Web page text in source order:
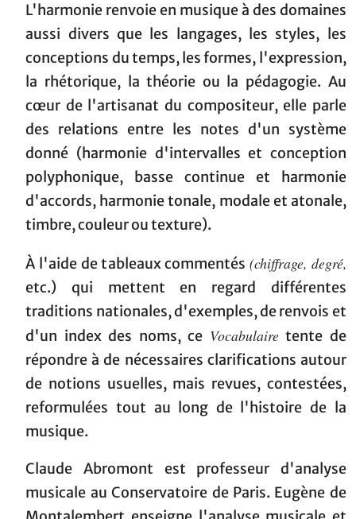
L'harmonie renvoie en musique à des domaines
aussi divers que les langages, les styles, les
conceptions du temps, les formes, l'expression,
la rhétorique, la théorie ou la pédagogie. Au
cœur de l'artisanat du compositeur, elle parle
des relations entre les notes d'un système
donné (harmonie d'intervalles et conception
polyphonique, basse continue et harmonie
d'accords, harmonie tonale, modale et atonale,
timbre, couleur ou texture).
À l'aide de tableaux commentés (chiffrage, degré,
etc.) qui mettent en regard différentes
traditions nationales, d'exemples, de renvois et
d'un index des noms, ce Vocabulairetente de
répondre à de nécessaires clarifications autour
de notions usuelles, mais revues, contestées,
reformulées tout au long de l'histoire de la
musique.
Claude Abromont est professeur d'analyse
musicale au Conservatoire de Paris. Eugène de